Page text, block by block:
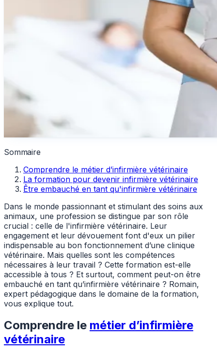
Sommaire
Comprendre le métier d’infirmière vétérinaire
La formation pour devenir infirmière vétérinaire
Être embauché en tant qu'infirmière vétérinaire
Dans le monde passionnant et stimulant des soins aux
animaux, une profession se distingue par son rôle
crucial : celle de l'infirmière vétérinaire. Leur
engagement et leur dévouement font d'eux un pilier
indispensable au bon fonctionnement d’une clinique
vétérinaire. Mais quelles sont les compétences
nécessaires à leur travail ? Cette formation est-elle
accessible à tous ? Et surtout, comment peut-on être
embauché en tant qu’infirmière vétérinaire ? Romain,
expert pédagogique dans le domaine de la formation,
vous explique tout.
Comprendre le métier d’infirmière
vétérinaire